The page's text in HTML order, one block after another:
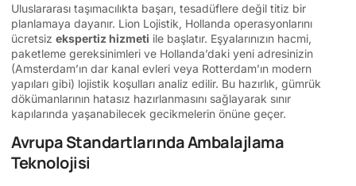
Uluslararası taşımacılıkta başarı, tesadüflere değil titiz bir
planlamaya dayanır. Lion Lojistik, Hollanda operasyonlarını
ücretsiz ekspertiz hizmeti ile başlatır. Eşyalarınızın hacmi,
paketleme gereksinimleri ve Hollanda’daki yeni adresinizin
(Amsterdam’ın dar kanal evleri veya Rotterdam’ın modern
yapıları gibi) lojistik koşulları analiz edilir. Bu hazırlık, gümrük
dökümanlarının hatasız hazırlanmasını sağlayarak sınır
kapılarında yaşanabilecek gecikmelerin önüne geçer.
Avrupa Standartlarında Ambalajlama
Teknolojisi